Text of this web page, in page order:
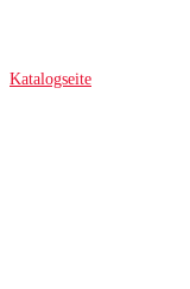
Katalogseite